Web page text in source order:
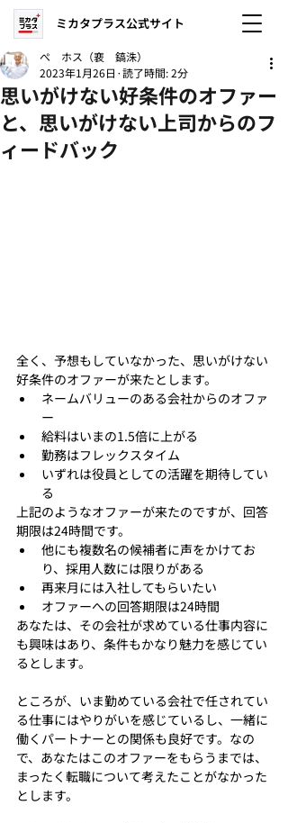
ミカタプラス公式サイト
思いがけない好条件のオファー
と、思いがけない上司からのフ
ィードバック
ぺ ホス（裵 鎬洙）
2023年1月26日 読了時間: 2分
全く、予想もしていなかった、思いがけない
好条件のオファーが来たとします。
ネームバリューのある会社からのオファ
ー
給料はいまの1.5倍に上がる
勤務はフレックスタイム
いずれは役員としての活躍を期待してい
る
上記のようなオファーが来たのですが、回答
期限は24時間です。
他にも複数名の候補者に声をかけてお
り、採用人数には限りがある
再来月には入社してもらいたい
オファーへの回答期限は24時間
あなたは、その会社が求めている仕事内容に
も興味はあり、条件もかなり魅力を感じてい
るとします。
ところが、いま勤めている会社で任されてい
る仕事にはやりがいを感じているし、一緒に
働くパートナーとの関係も良好です。なの
で、あなたはこのオファーをもらうまでは、
まったく転職について考えたことがなかった
とします。